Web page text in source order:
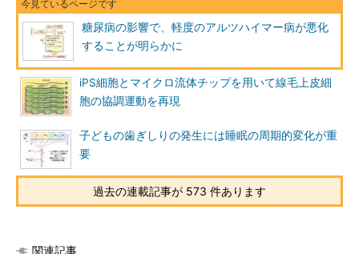
糖尿病の影響で、軽度のアルツハイマー病が悪化
することが明らかに
iPS細胞とマイクロ流体チップを用いて線毛上皮細
胞の協調運動を再現
子どもの歯ぎしりの発生には睡眠の周期的変化が重
要
過去の連載記事が 573 件あります
関連記事